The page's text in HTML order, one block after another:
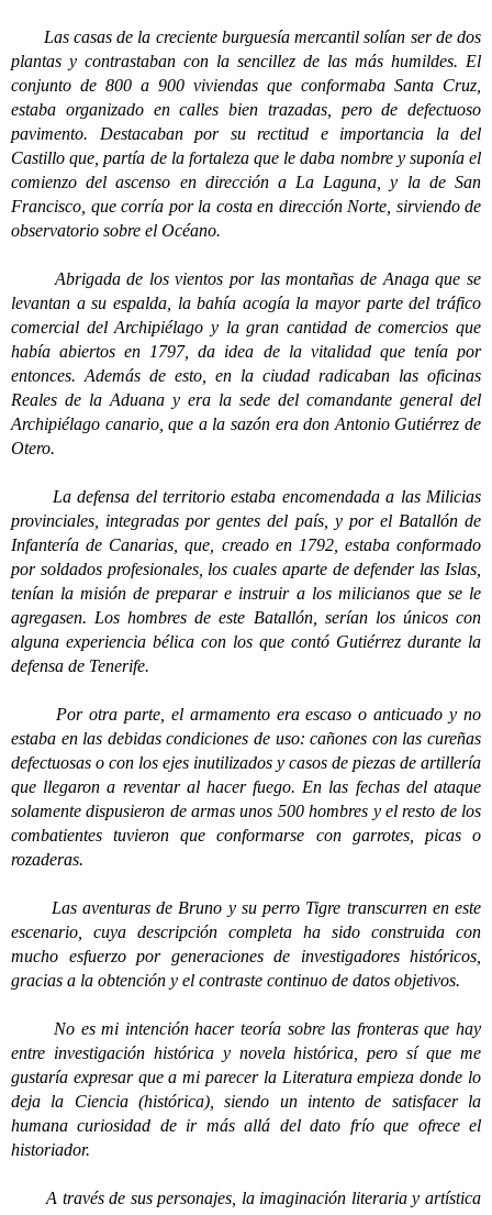
Las casas de la creciente burguesía mercantil solían ser de dos
plantas y contrastaban con la sencillez de las más humildes. El
conjunto de 800 a 900 viviendas que conformaba Santa Cruz,
estaba organizado en calles bien trazadas, pero de defectuoso
pavimento. Destacaban por su rectitud e importancia la del
Castillo que, partía de la fortaleza que le daba nombre y suponía el
comienzo del ascenso en dirección a La Laguna, y la de San
Francisco, que corría por la costa en dirección Norte, sirviendo de
observatorio sobre el Océano.
Abrigada de los vientos por las montañas de Anaga que se
levantan a su espalda, la bahía acogía la mayor parte del tráfico
comercial del Archipiélago y la gran cantidad de comercios que
había abiertos en 1797, da idea de la vitalidad que tenía por
entonces. Además de esto, en la ciudad radicaban las oficinas
Reales de la Aduana y era la sede del comandante general del
Archipiélago canario, que a la sazón era don Antonio Gutiérrez de
Otero.
La defensa del territorio estaba encomendada a las Milicias
provinciales, integradas por gentes del país, y por el Batallón de
Infantería de Canarias, que, creado en 1792, estaba conformado
por soldados profesionales, los cuales aparte de defender las Islas,
tenían la misión de preparar e instruir a los milicianos que se le
agregasen. Los hombres de este Batallón, serían los únicos con
alguna experiencia bélica con los que contó Gutiérrez durante la
defensa de Tenerife.
Por otra parte, el armamento era escaso o anticuado y no
estaba en las debidas condiciones de uso: cañones con las cureñas
defectuosas o con los ejes inutilizados y casos de piezas de artillería
que llegaron a reventar al hacer fuego. En las fechas del ataque
solamente dispusieron de armas unos 500 hombres y el resto de los
combatientes tuvieron que conformarse con garrotes, picas o
rozaderas.
Las aventuras de Bruno y su perro Tigre transcurren en este
escenario, cuya descripción completa ha sido construida con
mucho esfuerzo por generaciones de investigadores históricos,
gracias a la obtención y el contraste continuo de datos objetivos.
No es mi intención hacer teoría sobre las fronteras que hay
entre investigación histórica y novela histórica, pero sí que me
gustaría expresar que a mi parecer la Literatura empieza donde lo
deja la Ciencia (histórica), siendo un intento de satisfacer la
humana curiosidad de ir más allá del dato frío que ofrece el
historiador.
A través de sus personajes, la imaginación literaria y artística